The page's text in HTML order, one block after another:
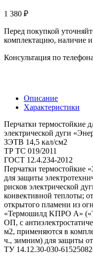
1 380 ₽
Перед покупкой
комплектацию, наличие и
Консультация по
Описание
Характеристики
Перчатки термостойкие
электрической дуги
ЗЭТВ 14,5
ТР ТС 019/2011
ГОСТ 12.4.234-2012
Перчатки термостойкие
для защиты
рисков электрической
конвективной теплоты;
открытого пламени из
«Термошилд KПРО А»
ОП, с
м2, применяются в
ч., зимним) для защиты
ТУ 14.12.30-030-